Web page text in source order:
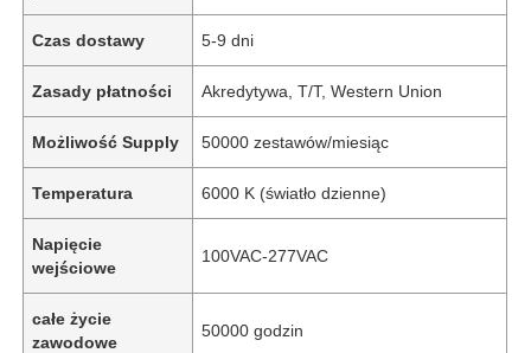
Czas dostawy 5-9 dni
Zasady płatności Akredytywa, T/T, Western Union
Możliwość Supply 50000 zestawów/miesiąc
Temperatura 6000 K (światło dzienne)
Napięcie
wejściowe
100VAC-277VAC
całe życie
zawodowe
50000 godzin